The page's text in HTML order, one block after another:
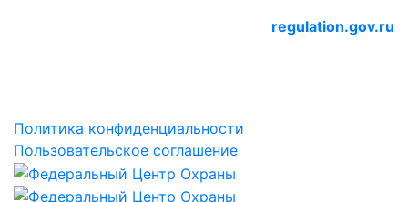
regulation.gov.ru
Политика конфиденциальности
Пользовательское соглашение